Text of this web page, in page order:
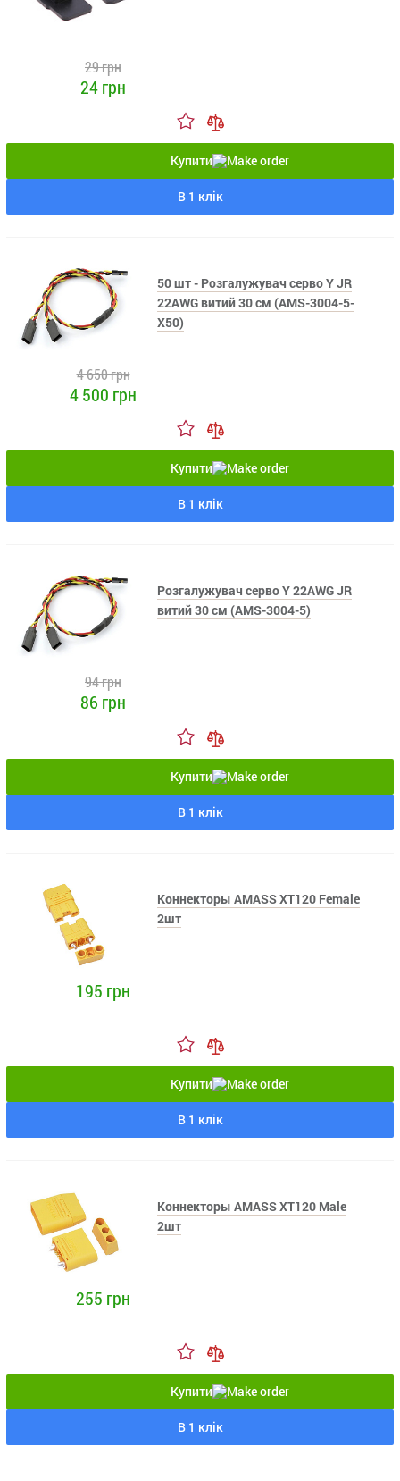
29 грн
24 грн
Купити
В 1 клік
50 шт - Розгалужувач серво Y JR
22AWG витий 30 см (AMS-3004-5-
X50)
4 650 грн
4 500 грн
Купити
В 1 клік
Розгалужувач серво Y 22AWG JR
витий 30 см (AMS-3004-5)
94 грн
86 грн
Купити
В 1 клік
Коннекторы AMASS XT120 Female
2шт
195 грн
Купити
В 1 клік
Коннекторы AMASS XT120 Male
2шт
255 грн
Купити
В 1 клік